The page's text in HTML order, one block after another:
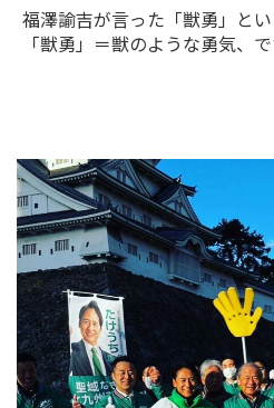
福澤諭吉が言った「獣勇」とい
「獣勇」＝獣のような勇気、で